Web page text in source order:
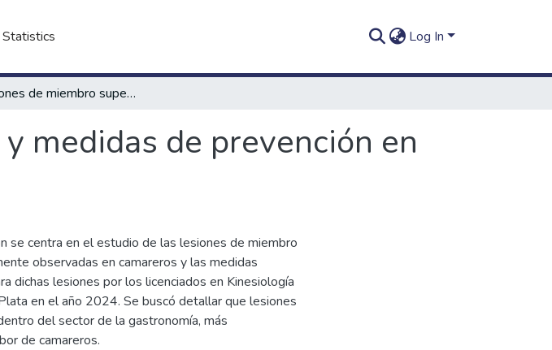
Statistics Log In
Lesiones de miembro superior y medidas de prevención en camareros
medidas de prevención en
se centra en el estudio de las lesiones de miembro
observadas en camareros y las medidas
dichas lesiones por los licenciados en Kinesiología
en el año 2024. Se buscó detallar que lesiones
del sector de la gastronomía, más
de camareros.